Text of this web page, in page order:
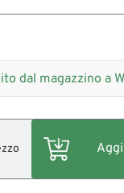
dal magazzino a